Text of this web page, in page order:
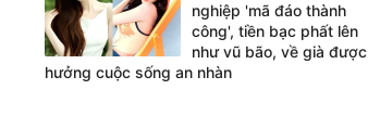
nghiệp 'mã đáo thành
công', tiền bạc phất lên
như vũ bão, về già được
hưởng cuộc sống an nhàn